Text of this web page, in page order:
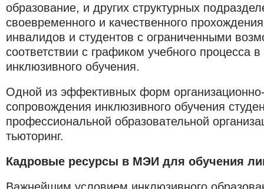
образование, и других структурных
своевременного и качественного
инвалидов и студентов с ограниченными
соответствии с графиком учебного процесса
инклюзивного обучения.
Одной из эффективных форм организационно-
сопровождения инклюзивного обучения
профессиональной образовательной
тьюторинг.
Кадровые ресурсы в МЭИ для обучения